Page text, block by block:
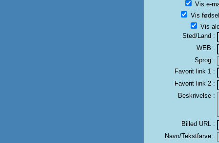
Vis e-
Vis
Vis
Sted/Land :
WEB :
Sprog :
Favorit link 1 :
Favorit link 2 :
Beskrivelse :
Billed URL :
Navn/Tekstfarve :